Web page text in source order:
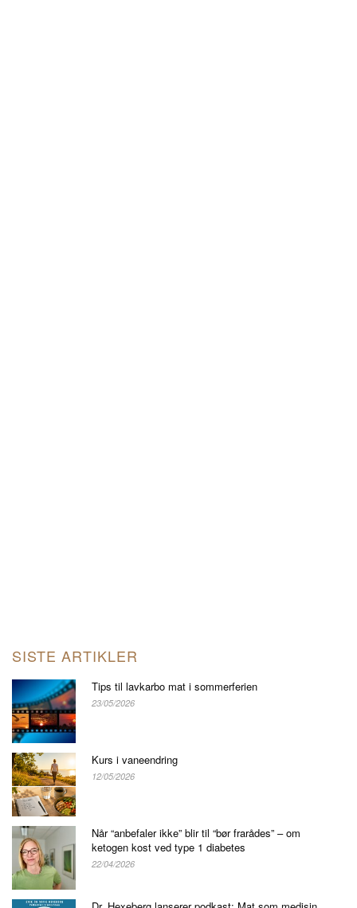
SISTE ARTIKLER
Tips til lavkarbo mat i sommerferien
23/05/2026
Kurs i vaneendring
12/05/2026
Når “anbefaler ikke” blir til “bør frarådes” – om
ketogen kost ved type 1 diabetes
22/04/2026